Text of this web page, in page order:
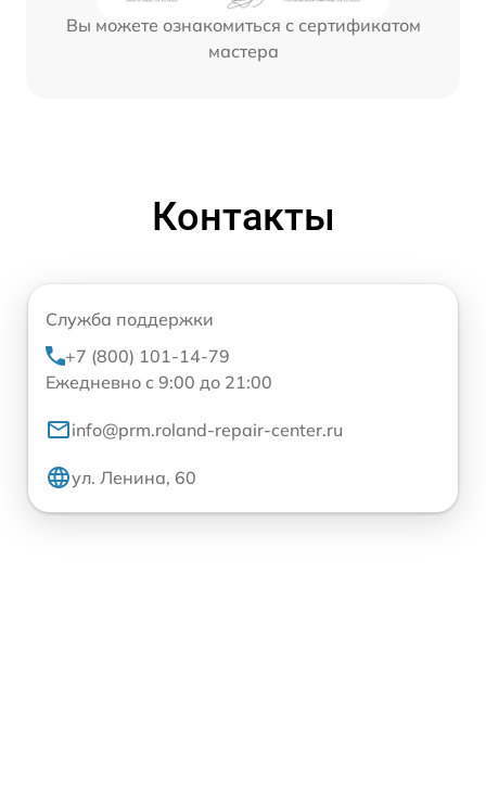
Вы можете ознакомиться с сертификатом
мастера
Контакты
Служба поддержки
+7 (800) 101-14-79
Ежедневно с 9:00 до 21:00
info@prm.roland-repair-center.ru
ул. Ленина, 60